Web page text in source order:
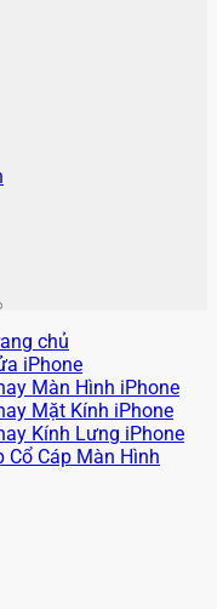
chủ
iPhone
Màn Hình iPhone
Mặt Kính iPhone
Kính Lưng iPhone
Cổ Cáp Màn Hình